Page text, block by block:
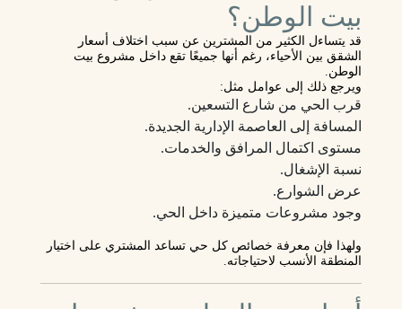
بيت الوطن؟
قد يتساءل الكثير من المشترين عن سبب اختلاف أسعار
الشقق بين الأحياء، رغم أنها جميعًا تقع داخل مشروع بيت
الوطن.
ويرجع ذلك إلى عوامل مثل:
قرب الحي من شارع التسعين.
المسافة إلى العاصمة الإدارية الجديدة.
مستوى اكتمال المرافق والخدمات.
نسبة الإشغال.
عرض الشوارع.
وجود مشروعات متميزة داخل الحي.
ولهذا فإن معرفة خصائص كل حي تساعد المشتري على اختيار
المنطقة الأنسب لاحتياجاته.